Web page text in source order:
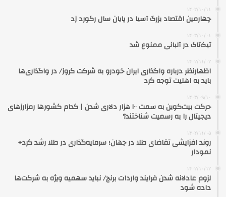
۱۴۰۲/۱۰/۱۱
چهارمین اقتصاد بزرگ آسیا در پایان سال رکورد زد
۱۴۰۳/۱۰/۰۱
تیک‌تاک در آلبانی ممنوع شد
۱۴۰۲/۱۱/۰۲
اظهارنظر درباره واگذاری ایران خودرو به شرکت کروز/ در واگذاری‌ها
باید به اهلیت توجه کرد
۱۴۰۳/۰۹/۱۰
حرکت بیت‌کوین به سمت ۱۰۰ هزار دلاری شدن | کدام کشورها رمزارزهای
دیجیتال را به رسمیت شناختند؟
۱۴۰۲/۱۱/۰۵
روند افزایشی تقاضای طلا در جهان؛ سرمایه‌گذاری در طلا رشد کرد+
نمودار
۱۴۰۲/۱۰/۱۲
لزوم عادلانه شدن فرایند واردات برنج/ نباید سهمیه ویژه به شرکت‌ها
داده شود